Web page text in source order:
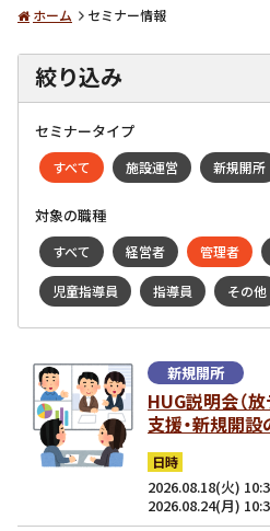
ホーム セミナー情報
絞り込み
セミナータイプ
すべて 施設運営 新規開所
対象の職種
すべて 経営者 管理者
児童指導員 指導員 その他
新規開所
HUG説明会（
支援・新規開設
日時
2026.08.18(火)
2026.08.24(月)